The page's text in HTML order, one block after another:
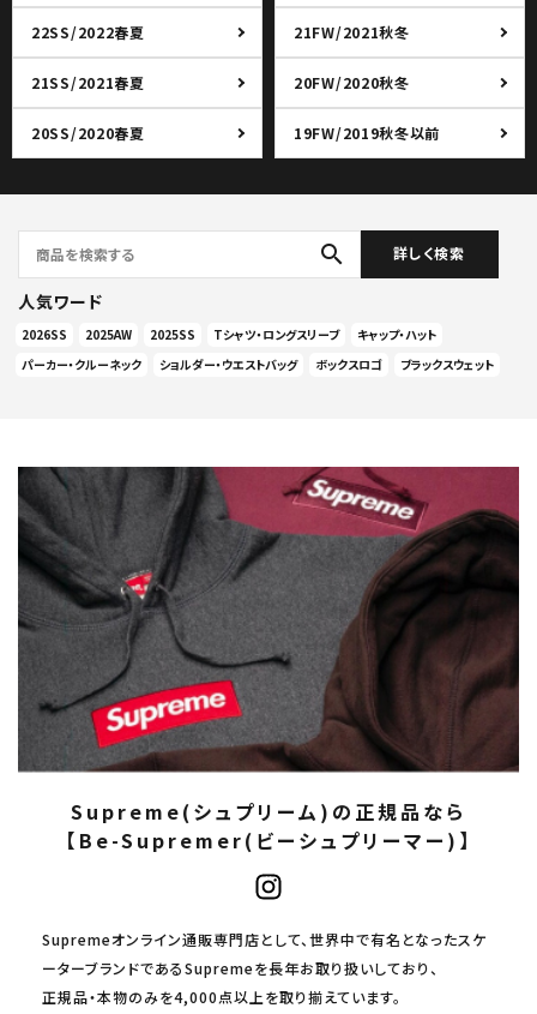
22SS/2022春夏 21FW/2021秋冬
21SS/2021春夏 20FW/2020秋冬
20SS/2020春夏 19FW/2019秋冬以前
search 詳しく検索
人気ワード
2026SS 2025AW 2025SS Tシャツ・ロングスリーブ
キャップ・ハット
パーカー・クルーネック
ショルダー・ウエストバッグ ボックスロゴ ブラックスウェット
Supreme(シュプリーム)の正規品なら
【Be-Supremer(ビーシュプリーマー)】
Supremeオンライン通販専門店として、世界中で有名となったスケ
ーターブランドであるSupremeを長年お取り扱いしており、
正規品・本物のみを4,000点以上を取り揃えています。